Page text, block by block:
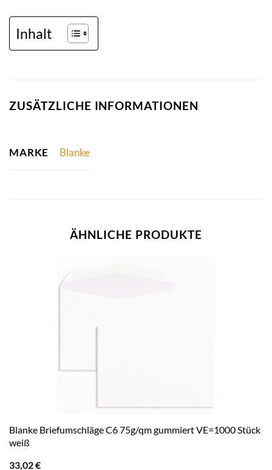
Inhalt
ZUSÄTZLICHE INFORMATIONEN
MARKE Blanke
ÄHNLICHE PRODUKTE
Blanke Briefumschläge C6 75g/qm gummiert VE=1000 Stück
weiß
33,02€